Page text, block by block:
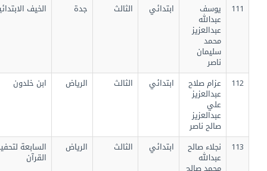
يوسف
عبدالله
عبدالعزيز
محمد
سليمان
ابتدائي الثالث الخيف الابتدائية
عزام صلاح
عبدالعزيز
علي
عبدالعزيز
صالح ناصر
ابتدائي الثالث الرياض ابن خلدون
نجلاء صالح
عبدالله
ابتدائي الثالث الرياض السابعة لتحفيظ
القرآن